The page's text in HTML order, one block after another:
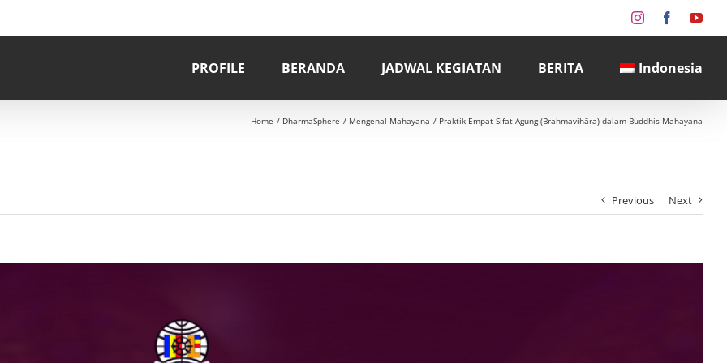
InstagramFacebook
PROFILE BERANDA JADWAL KEGIATAN BERITA Indonesia
Home DharmaSphere Mengenal Mahayana Praktik Empat Sifat Agung (Brahmavihāra) dalam Buddhis Mahayana
Previous Next